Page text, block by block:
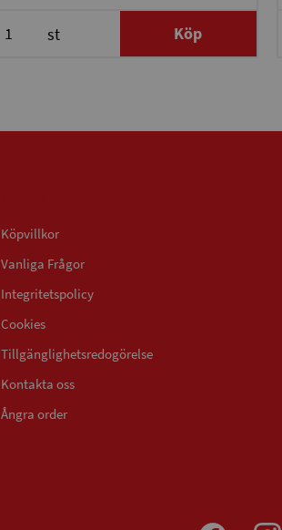
st Köp
Köpvillkor
Vanliga Frågor
Integritetspolicy
Cookies
Tillgänglighetsredogörelse
Kontakta oss
Ångra order